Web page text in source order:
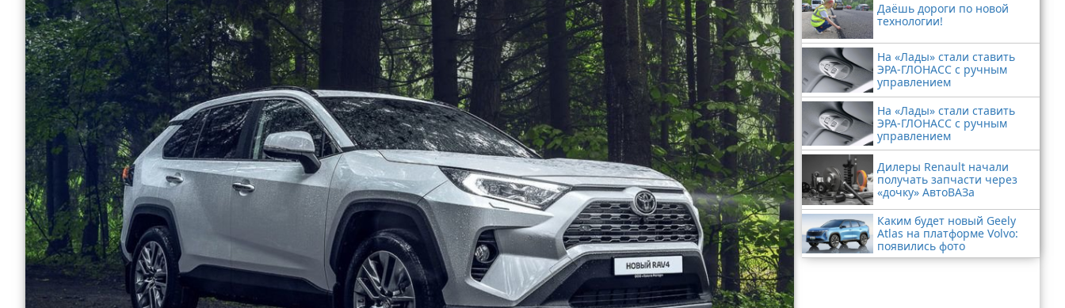
Даёшь дороги по новой
технологии!
На «Лады» стали ставить
ЭРА-ГЛОНАСС с ручным
управлением
На «Лады» стали ставить
ЭРА-ГЛОНАСС с ручным
управлением
Дилеры Renault начали
получать запчасти через
«дочку» АвтоВАЗа
Каким будет новый Geely
Atlas на платформе Volvo:
появились фото